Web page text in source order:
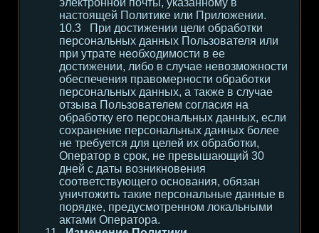
электронной почты, указанному в
настоящей Политике или Приложении.
При достижении цели обработки
персональных данных Пользователя или
при утрате необходимости в ее
достижении, либо в случае невозможности
обеспечения правомерности обработки
персональных данных, а также в случае
отзыва Пользователем согласия на
обработку его персональных данных, если
сохранение персональных данных более
не требуется для целей их обработки,
Оператор в срок, не превышающий 30
дней с даты возникновения
соответствующего основания, обязан
уничтожить такие персональные данные в
порядке, предусмотренном локальными
актами Оператора.